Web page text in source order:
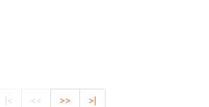
|< << >> >|